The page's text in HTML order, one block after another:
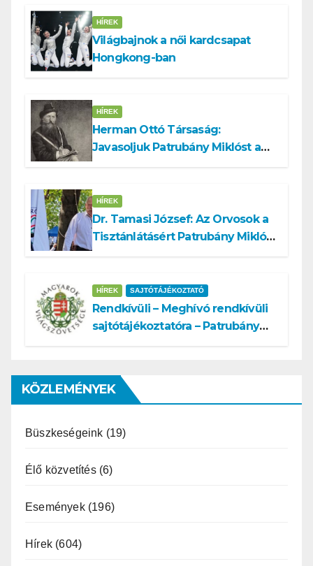
HÍREK
Világbajnok a női kardcsapat
Hongkong-ban
HÍREK
Herman Ottó Társaság:
Javasoljuk Patrubány Miklóst a
HÍREK
Dr. Tamasi József: Az Orvosok a
Tisztánlátásért Patrubány Miklóst
HÍREK SAJTÓTÁJÉKOZTATÓ
Rendkívüli – Meghívó rendkívüli
sajtótájékoztatóra – Patrubány
támadás
KÖZLEMÉNYEK
Büszkeségeink (19)
Élő közvetítés(6)
Események(196)
Hírek (604)